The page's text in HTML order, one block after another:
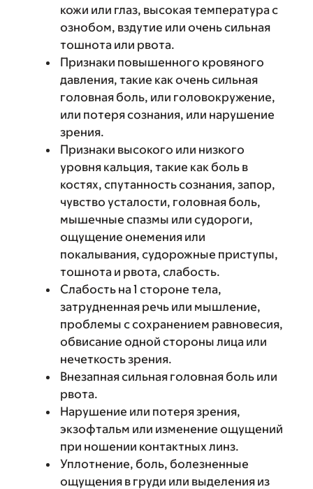
кожи или глаз, высокая температура с
ознобом, вздутие или очень сильная
тошнота или рвота.
Признаки повышенного кровяного
давления, такие как очень сильная
головная боль, или головокружение,
или потеря сознания, или нарушение
зрения.
Признаки высокого или низкого
уровня кальция, такие как боль в
костях, спутанность сознания, запор,
чувство усталости, головная боль,
мышечные спазмы или судороги,
ощущение онемения или
покалывания, судорожные приступы,
тошнота и рвота, слабость.
Слабость на 1 стороне тела,
затрудненная речь или мышление,
проблемы с сохранением равновесия,
обвисание одной стороны лица или
нечеткость зрения.
Внезапная сильная головная боль или
рвота.
Нарушение или потеря зрения,
экзофтальм или изменение ощущений
при ношении контактных линз.
Уплотнение, боль, болезненные
ощущения в груди или выделения из